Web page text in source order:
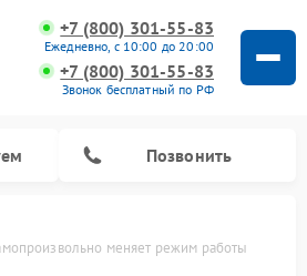
+7 (800) 301-55-83
Ежедневно, с 10:00 до 20:00
+7 (800) 301-55-83
Звонок бесплатный по РФ
Позвонить
меняет режим работы